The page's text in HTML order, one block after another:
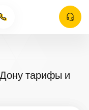
тарифы и